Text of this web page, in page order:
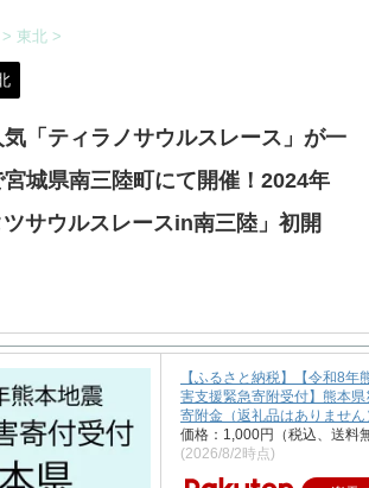
> 東北 >
気「ティラノサウルスレース」が一
城県南三陸町にて開催！2024年
サウルスレースin南三陸」初開
【ふるさと納税】【令和8年
害支援緊急寄附受付】熊本県
寄附金（返礼品はありません
価格：1,000円（税込、送料
(2026/8/2時点)